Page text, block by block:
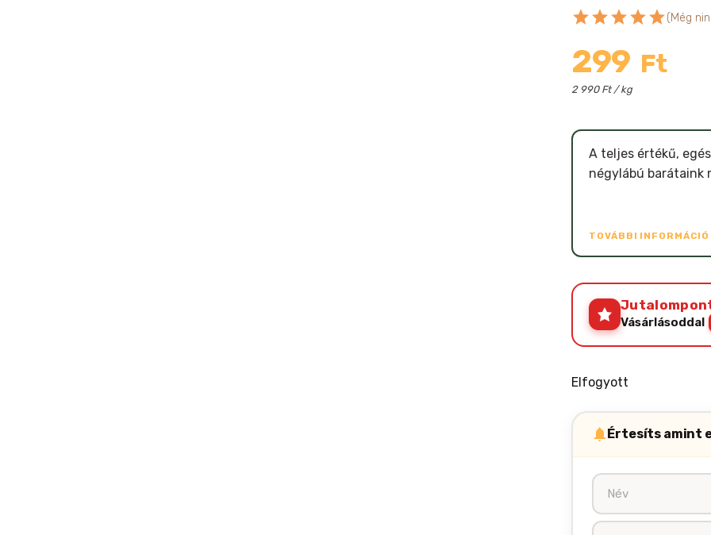
starstarstarstarstar(Még
299 Ft
2 990 Ft / kg
A teljes értékű,
négylábú barátaink
TOVÁBBI INFORMÁCIÓ
Vásárlásoddal
Elfogyott
Értesíts amint